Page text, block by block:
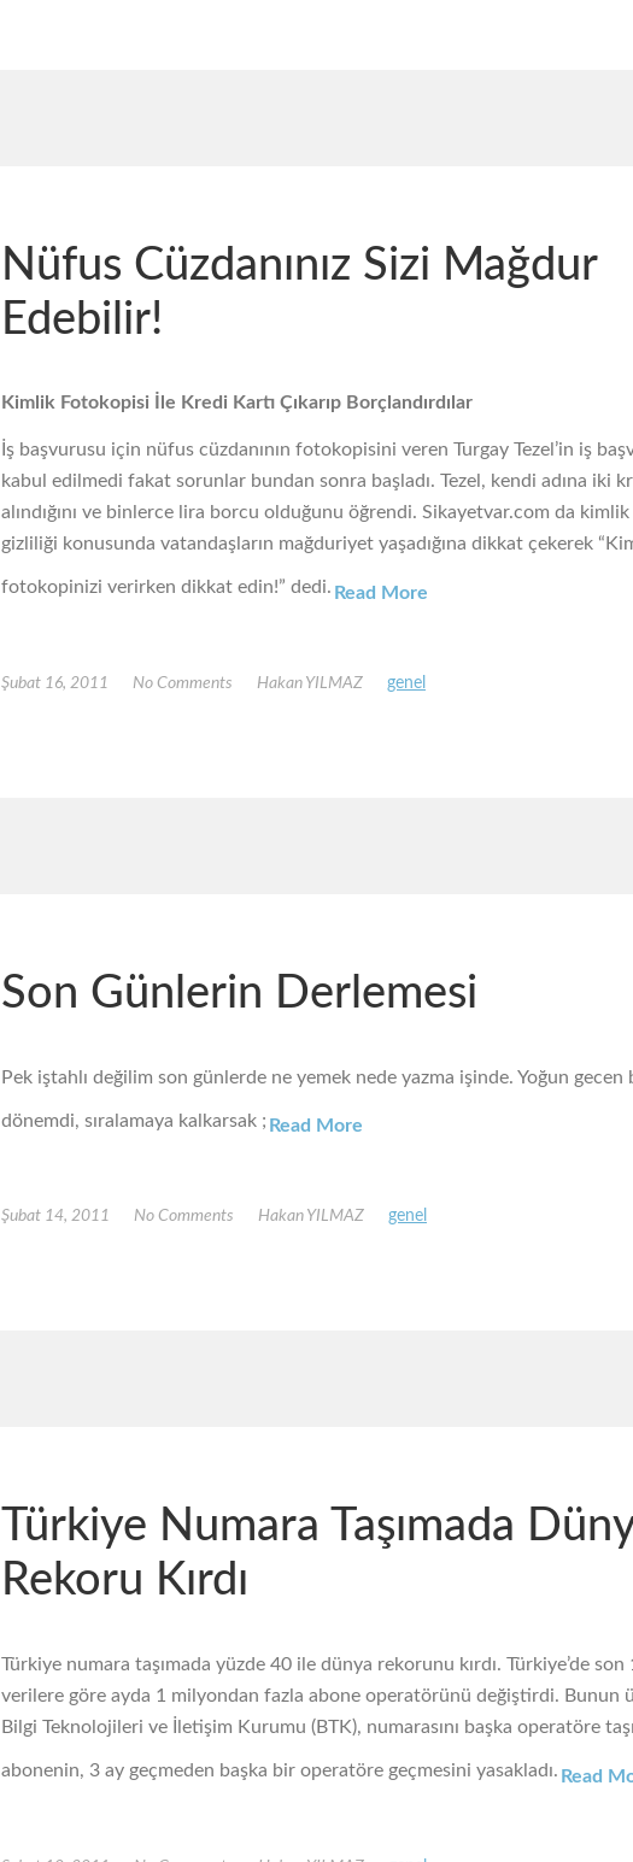
Nüfus Cüzdanınız Sizi Mağdur
Edebilir!
Kimlik Fotokopisi İle Kredi Kartı Çıkarıp Borçlandırdılar
İş başvurusu için nüfus cüzdanının fotokopisini veren Turgay Tezel’in iş
kabul edilmedi fakat sorunlar bundan sonra başladı. Tezel, kendi adına iki
alındığını ve binlerce lira borcu olduğunu öğrendi. Sikayetvar.com da
gizliliği konusunda vatandaşların mağduriyet yaşadığına dikkat çekerek
fotokopinizi verirken dikkat edin!” dedi. Read More
Şubat 16, 2011 No Comments Hakan YILMAZ genel
Son Günlerin Derlemesi
Pek iştahlı değilim son günlerde ne yemek nede yazma işinde. Yoğun gecen
dönemdi, sıralamaya kalkarsak ; Read More
Şubat 14, 2011 No Comments Hakan YILMAZ genel
Türkiye Numara Taşımada
Rekoru Kırdı
Türkiye numara taşımada yüzde 40 ile dünya rekorunu kırdı. Türkiye’de son
verilere göre ayda 1 milyondan fazla abone operatörünü değiştirdi. Bunun
Bilgi Teknolojileri ve İletişim Kurumu (BTK), numarasını başka operatöre
abonenin, 3 ay geçmeden başka bir operatöre geçmesini yasakladı. Read